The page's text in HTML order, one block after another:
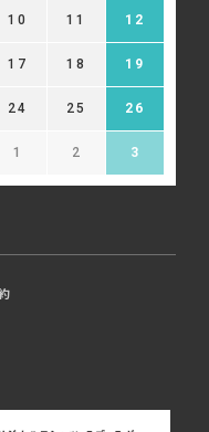
10 11 12
17 18 19
24 25 26
1 2 3